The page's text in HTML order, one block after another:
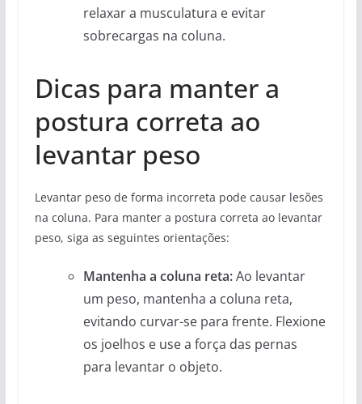
relaxar a musculatura e evitar
sobrecargas na coluna.
Dicas para manter a
postura correta ao
levantar peso
Levantar peso de forma incorreta pode causar lesões
na coluna. Para manter a postura correta ao levantar
peso, siga as seguintes orientações:
Mantenha a coluna reta:Ao levantar
um peso, mantenha a coluna reta,
evitando curvar-se para frente. Flexione
os joelhos e use a força das pernas
para levantar o objeto.